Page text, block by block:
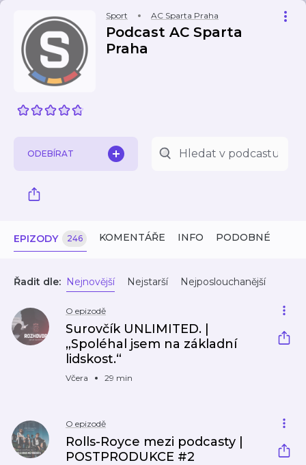
Sport AC Sparta Praha
Podcast AC Sparta
Praha
ODEBÍRAT
EPIZODY 246 KOMENTÁŘE INFO PODOBNÉ
Řadit dle: Nejnovější Nejstarší Nejposlouchanější
O epizodě
Surovčík UNLIMITED. |
„Spoléhal jsem na základní
lidskost.“
Včera 29 min
O epizodě
Rolls-Royce mezi podcasty |
POSTPRODUKCE #2